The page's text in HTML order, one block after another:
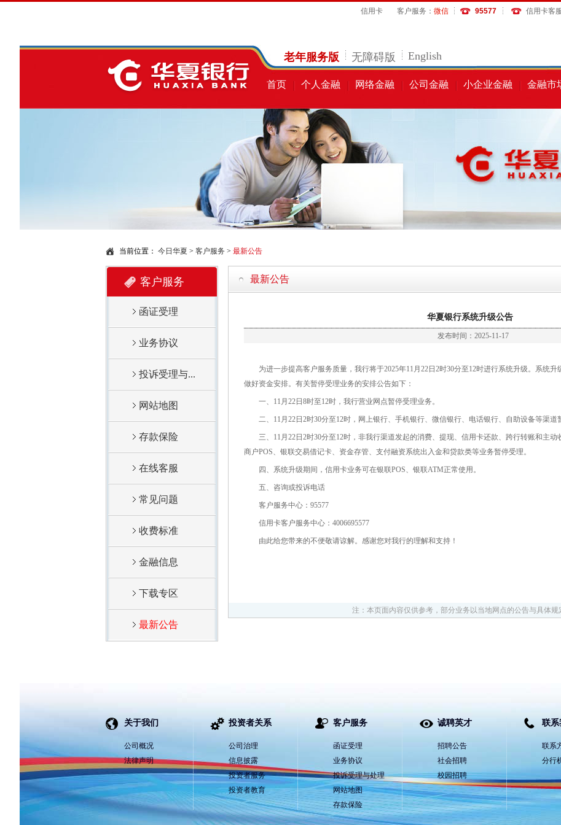
信用卡 客户服务： 微信 95577 信用卡客
老年服务版 无障碍版 English
首页 个人金融 网络金融 公司金融 小企业金融 金融市
当前位置： 今日华夏 > 客户服务 > 最新公告
客户服务
函证受理
业务协议
投诉受理与...
网站地图
存款保险
在线客服
常见问题
收费标准
金融信息
下载专区
最新公告
最新公告
华夏银行系统升级公告
发布时间：2025-11-17
为进一步提高客户服务质量，我行将于2025年11月22日2时30分至12时进行系统升级。系统升
做好资金安排。有关暂停受理业务的安排公告如下：
一、11月22日8时至12时，我行营业网点暂停受理业务。
二、11月22日2时30分至12时，网上银行、手机银行、微信银行、电话银行、自助设备等渠道
三、11月22日2时30分至12时，非我行渠道发起的消费、提现、信用卡还款、跨行转账和主动
商户POS、银联交易借记卡、资金存管、支付融资系统出入金和贷款类等业务暂停受理。
四、系统升级期间，信用卡业务可在银联POS、银联ATM正常使用。
五、咨询或投诉电话
客户服务中心：95577
信用卡客户服务中心：4006695577
由此给您带来的不便敬请谅解。感谢您对我行的理解和支持！
注：本页面内容仅供参考，部分业务以当地网点的公告与具体规
关于我们
公司概况
法律声明
投资者关系
公司治理
信息披露
投资者服务
投资者教育
客户服务
函证受理
业务协议
投诉受理与处理
网站地图
存款保险
诚聘英才
招聘公告
社会招聘
校园招聘
联系
联系
分行